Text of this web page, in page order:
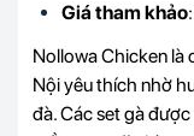
Giá tham khảo
Nollowa Chicken là
Nội yêu thích nhờ
đà. Các set gà